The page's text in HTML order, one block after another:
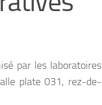
par les laboratoires
plate 031, rez-de-